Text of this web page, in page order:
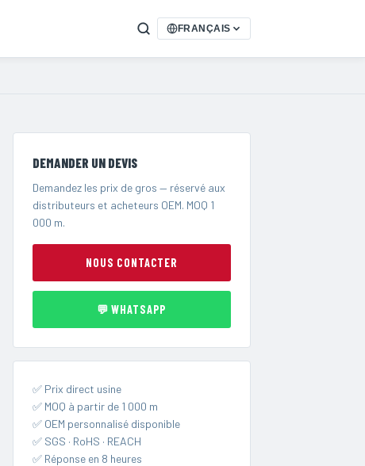
FRANÇAIS
DEMANDER UN DEVIS
Demandez les prix de gros — réservé aux
distributeurs et acheteurs OEM. MOQ 1
000 m.
NOUS CONTACTER
💬 WHATSAPP
✅ Prix direct usine
✅ MOQ à partir de 1 000 m
✅ OEM personnalisé disponible
✅ SGS · RoHS · REACH
✅ Réponse en 8 heures